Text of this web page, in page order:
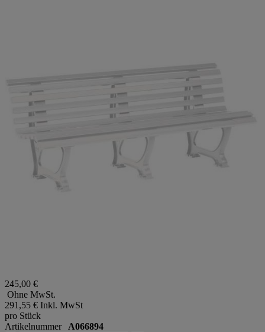
245,00 €
Ohne MwSt.
291,55 € Inkl. MwSt
pro Stück
Artikelnummer A066894